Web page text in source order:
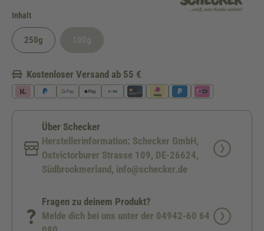
Inhaltauswählen
250g
Kostenloser Versand ab 55 €
Über Schecker
Herstellerinformation: Schecker GmbH,
Ostvictorburer Strasse 109, DE-26624,
Südbrookmerland, info@schecker.de
Fragen zu deinem Produkt?
Melde dich bei uns unter der 04942-60 64